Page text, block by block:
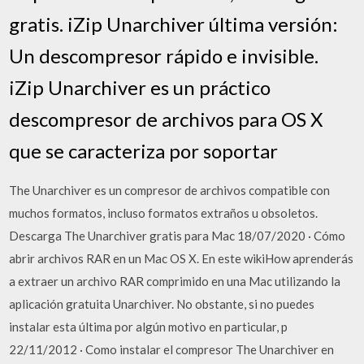
gratis. iZip Unarchiver última versión:
Un descompresor rápido e invisible.
iZip Unarchiver es un práctico
descompresor de archivos para OS X
que se caracteriza por soportar
The Unarchiver es un compresor de archivos compatible con
muchos formatos, incluso formatos extraños u obsoletos.
Descarga The Unarchiver gratis para Mac 18/07/2020 · Cómo
abrir archivos RAR en un Mac OS X. En este wikiHow aprenderás
a extraer un archivo RAR comprimido en una Mac utilizando la
aplicación gratuita Unarchiver. No obstante, si no puedes
instalar esta última por algún motivo en particular, p
22/11/2012 · Como instalar el compresor The Unarchiver en